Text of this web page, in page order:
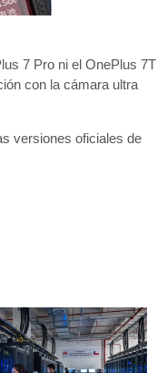
7 Pro ni el OnePlus 7T
con la cámara ultra
versiones oficiales de